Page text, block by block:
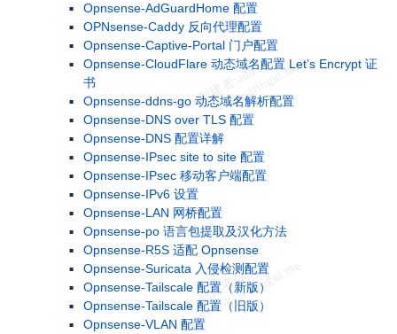
Opnsense-AdGuardHome 配置
OPNsense-Caddy 反向代理配置
Opnsense-Captive-Portal 门户配置
Opnsense-CloudFlare 动态域名配置 Let’s Encrypt 证
书
Opnsense-ddns-go 动态域名解析配置
Opnsense-DNS over TLS 配置
Opnsense-DNS 配置详解
Opnsense-IPsec site to site 配置
Opnsense-IPsec 移动客户端配置
Opnsense-IPv6 设置
Opnsense-LAN 网桥配置
Opnsense-po 语言包提取及汉化方法
Opnsense-R5S 适配 Opnsense
Opnsense-Suricata 入侵检测配置
Opnsense-Tailscale 配置（新版）
Opnsense-Tailscale 配置（旧版）
Opnsense-VLAN 配置